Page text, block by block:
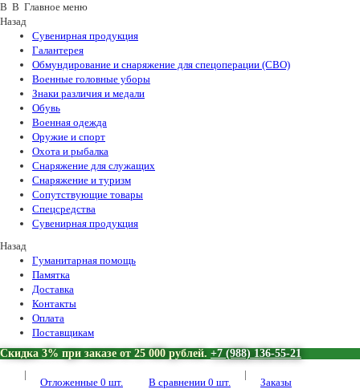
В В Главное меню
Назад
Сувенирная продукция
Галантерея
Обмундирование и снаряжение для спецоперации (СВО)
Военные головные уборы
Знаки различия и медали
Обувь
Военная одежда
Оружие и спорт
Охота и рыбалка
Снаряжение для служащих
Снаряжение и туризм
Сопутствующие товары
Спецсредства
Сувенирная продукция
Назад
Гуманитарная помощь
Памятка
Доставка
Контакты
Оплата
Поставщикам
Скидка 3% при заказе от 25 000 рублей. +7 (988) 136-55-21
|
Отложенные 0 шт. В сравнении 0 шт.
|
Заказы